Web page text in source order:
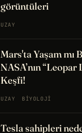
görüntüleri
UZAY
Mars'ta Yaşam mı
NASA’nın “Leopar
Keşfi!
UZAY BIYOLOJI
Tesla sahipleri